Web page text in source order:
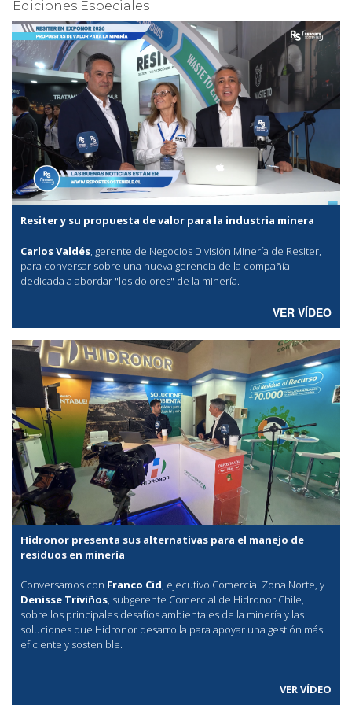
Ediciones Especiales
Resiter y su propuesta de valor para la industria minera
Carlos Valdés, gerente de Negocios División Minería de Resiter,
para conversar sobre una nueva gerencia de la compañía
dedicada a abordar "los dolores" de la minería.
VER VÍDEO
Hidronor presenta sus alternativas para el manejo de
residuos en minería
Conversamos con Franco Cid, ejecutivo Comercial Zona Norte, y
Denisse Triviños, subgerente Comercial de Hidronor Chile,
sobre los principales desafíos ambientales de la minería y las
soluciones que Hidronor desarrolla para apoyar una gestión más
eficiente y sostenible.
VER VÍDEO